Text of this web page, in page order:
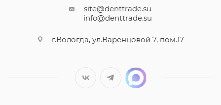
site@denttrade.su
info@denttrade.su
г.Вологда, ул.Варенцовой 7, пом.17